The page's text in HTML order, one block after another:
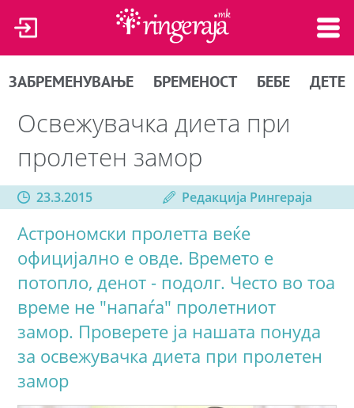
ЗАБРЕМЕНУВАЊЕ БРЕМЕНОСТ БЕБЕ ДЕТЕ
Освежувачкa диета при
пролетен замор
23.3.2015 Редакција Рингераја
Астрономски пролетта веќе
официјално е овде. Времето е
потопло, денот - подолг. Често во тоа
време не "напаѓа" пролетниот
замор. Проверете ја нашата понуда
за освежувачка диета при пролетен
замор